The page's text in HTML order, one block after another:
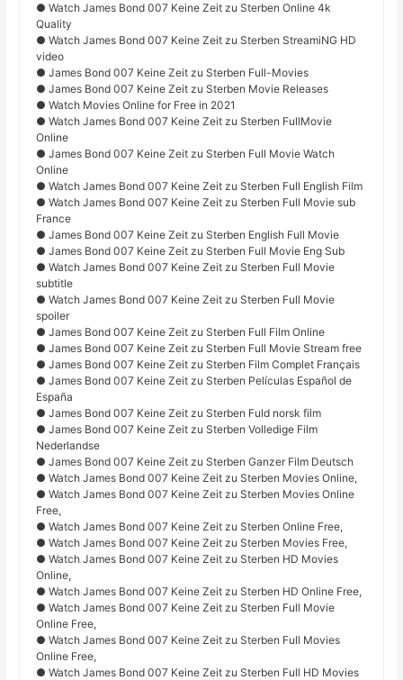
● Watch James Bond 007 Keine Zeit zu Sterben Online 4k
Quality
● Watch James Bond 007 Keine Zeit zu Sterben StreamiNG HD
video
● James Bond 007 Keine Zeit zu Sterben Full-Movies
● James Bond 007 Keine Zeit zu Sterben Movie Releases
● Watch Movies Online for Free in 2021
● Watch James Bond 007 Keine Zeit zu Sterben FullMovie
Online
● James Bond 007 Keine Zeit zu Sterben Full Movie Watch
Online
● Watch James Bond 007 Keine Zeit zu Sterben Full English Film
● Watch James Bond 007 Keine Zeit zu Sterben Full Movie sub
France
● James Bond 007 Keine Zeit zu Sterben English Full Movie
● James Bond 007 Keine Zeit zu Sterben Full Movie Eng Sub
● Watch James Bond 007 Keine Zeit zu Sterben Full Movie
subtitle
● Watch James Bond 007 Keine Zeit zu Sterben Full Movie
spoiler
● James Bond 007 Keine Zeit zu Sterben Full Film Online
● James Bond 007 Keine Zeit zu Sterben Full Movie Stream free
● James Bond 007 Keine Zeit zu Sterben Film Complet Français
● James Bond 007 Keine Zeit zu Sterben Películas Español de
España
● James Bond 007 Keine Zeit zu Sterben Fuld norsk film
● James Bond 007 Keine Zeit zu Sterben Volledige Film
Nederlandse
● James Bond 007 Keine Zeit zu Sterben Ganzer Film Deutsch
● Watch James Bond 007 Keine Zeit zu Sterben Movies Online,
● Watch James Bond 007 Keine Zeit zu Sterben Movies Online
Free,
● Watch James Bond 007 Keine Zeit zu Sterben Online Free,
● Watch James Bond 007 Keine Zeit zu Sterben Movies Free,
● Watch James Bond 007 Keine Zeit zu Sterben HD Movies
Online,
● Watch James Bond 007 Keine Zeit zu Sterben HD Online Free,
● Watch James Bond 007 Keine Zeit zu Sterben Full Movie
Online Free,
● Watch James Bond 007 Keine Zeit zu Sterben Full Movies
Online Free,
● Watch James Bond 007 Keine Zeit zu Sterben Full HD Movies